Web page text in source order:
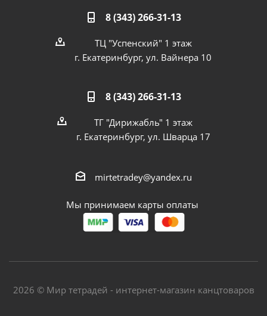
8 (343) 266-31-13
ТЦ "Успенский" 1 этаж
г. Екатеринбург, ул. Вайнера 10
8 (343) 266-31-13
ТГ "Дирижабль" 1 этаж
г. Екатеринбург, ул. Шварца 17
mirtetradey@yandex.ru
Мы принимаем карты оплаты
2026 © Мир тетрадей - интернет-магазин канцтоваров